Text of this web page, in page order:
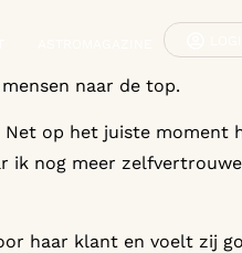
naar de top.
Net op het juiste moment
ik nog meer
haar klant en voelt zij